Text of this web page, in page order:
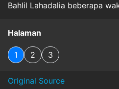
Bahlil Lahadalia beberapa
Halaman
1 2 3
Original Source